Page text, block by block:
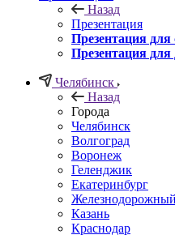
Назад
Презентация
Презентация для
Презентация для
Челябинск
Назад
Города
Челябинск
Волгоград
Воронеж
Геленджик
Екатеринбург
Железнодорожный
Казань
Краснодар